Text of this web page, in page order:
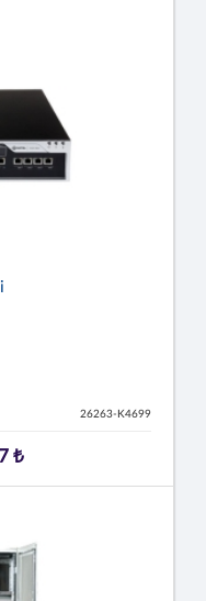
26263-K4699
₺